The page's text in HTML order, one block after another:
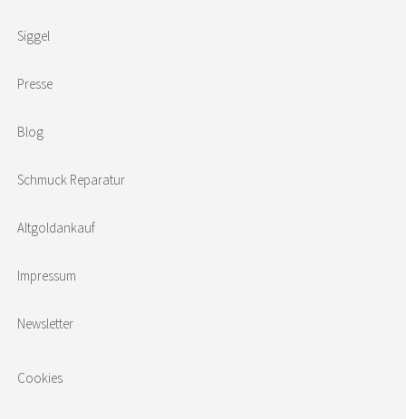
Siggel
Presse
Blog
Schmuck Reparatur
Altgoldankauf
Impressum
Newsletter
Cookies